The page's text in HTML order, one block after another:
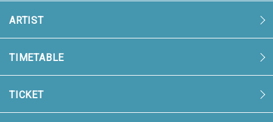
ARTIST
TIMETABLE
TICKET